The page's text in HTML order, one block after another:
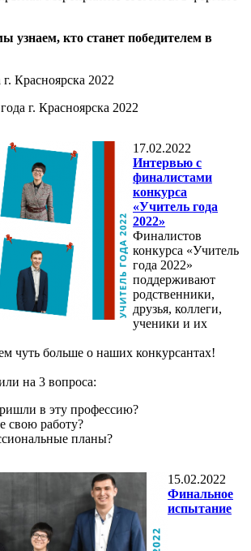
узнаем, кто станет победителем в
Красноярска 2022
г. Красноярска 2022
17.02.2022
Интервью с
финалистами
конкурса
«Учитель года
2022»
Финалистов
конкурса «Учитель
года 2022»
поддерживают
родственники,
друзья, коллеги,
ученики и их
чуть больше о наших конкурсантах!
на 3 вопроса:
в эту профессию?
свою работу?
планы?
15.02.2022
Финальное
испытание